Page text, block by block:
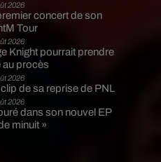
2026
concert de son
Tour
2026
Knight pourrait prendre
au procès
2026
de sa reprise de PNL
2026
dans son nouvel EP
minuit »